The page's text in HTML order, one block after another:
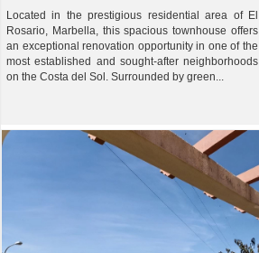
Located in the prestigious residential area of ​​El
Rosario, Marbella, this spacious townhouse offers
an exceptional renovation opportunity in one of the
most established and sought-after neighborhoods
on the Costa del Sol. Surrounded by green...